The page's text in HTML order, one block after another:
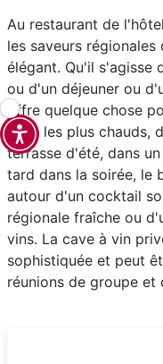
Au restaurant de
les saveurs
élégant. Qu'il s'agisse
ou d'un déjeuner ou
offre quelque chose
mois les plus chauds,
terrasse d'été, dans
tard dans la soirée, le
autour d'un cocktail
régionale fraîche ou
vins. La cave à vin
sophistiquée et peut
réunions de groupe et